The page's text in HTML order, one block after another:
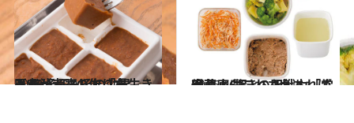
2018.12.29
医者が考案した「長生きみそ汁」 みその効果と“みそ玉”の作り方
グルメ 2016.4.15
冷蔵庫にこれさえあれば安心！ 驚きの即戦力「常備菜」6品レシピ
グルメ